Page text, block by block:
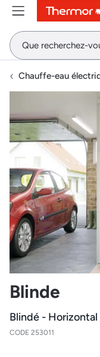
ContenuMenu
Chauffe-eau
Blinde
Blindé - Horizontal
CODE 253011